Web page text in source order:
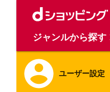
ユーザー設定
ジャンルから探す